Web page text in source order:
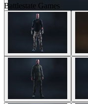
Battlestate Games